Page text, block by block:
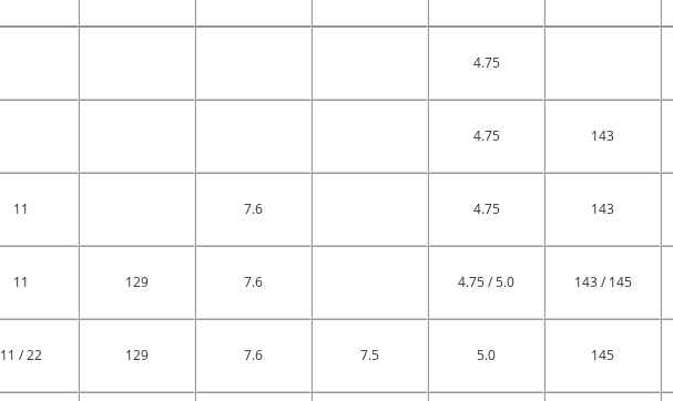
4.75
4.75 143
11 7.6 4.75 143
11 129 7.6 4.75 / 5.0 143 / 145
11 / 22 129 7.6 7.5 5.0 145